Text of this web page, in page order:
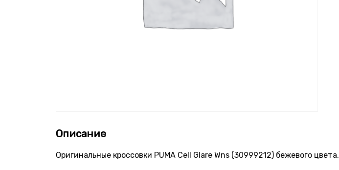
Описание
Оригинальные кроссовки PUMA Cell Glare Wns (30999212) бежевого цвета.